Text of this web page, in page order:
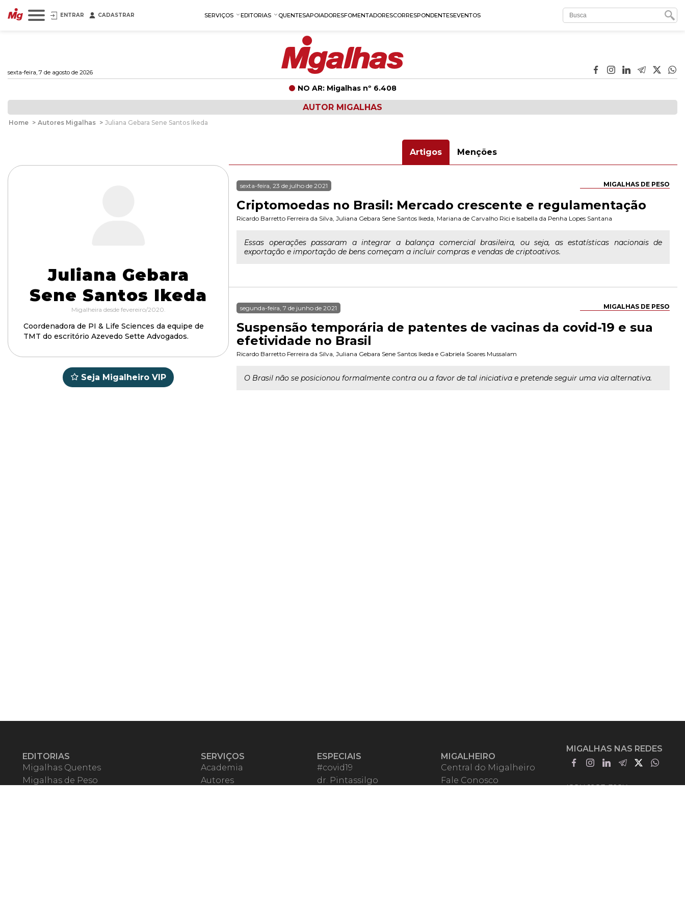
ENTRAR CADASTRAR SERVIÇOS EDITORIAS QUENTESAPOIADORESFOMENTADORESCORRESPONDENTESEVENTOS
sexta-feira, 7 de agosto de 2026
NO AR: Migalhas nº 6.408
AUTOR MIGALHAS
Home > Autores Migalhas > Juliana Gebara Sene Santos Ikeda
Juliana Gebara
Sene Santos Ikeda
Migalheira desde fevereiro/2020.
Coordenadora de PI & Life Sciences da equipe de
TMT do escritório Azevedo Sette Advogados.
Seja Migalheiro VIP
Artigos Menções
MIGALHAS DE PESO
sexta-feira, 23 de julho de 2021
Criptomoedas no Brasil: Mercado crescente e regulamentação
Ricardo Barretto Ferreira da Silva, Juliana Gebara Sene Santos Ikeda, Mariana de Carvalho Rici e Isabella da Penha Lopes Santana
Essas operações passaram a integrar a balança comercial brasileira, ou seja, as estatísticas nacionais de
exportação e importação de bens começam a incluir compras e vendas de criptoativos.
MIGALHAS DE PESO
segunda-feira, 7 de junho de 2021
Suspensão temporária de patentes de vacinas da covid-19 e sua
efetividade no Brasil
Ricardo Barretto Ferreira da Silva, Juliana Gebara Sene Santos Ikeda e Gabriela Soares Mussalam
O Brasil não se posicionou formalmente contra ou a favor de tal iniciativa e pretende seguir uma via alternativa.
EDITORIAS
Migalhas Quentes
Migalhas de Peso
SERVIÇOS
Academia
Autores
ESPECIAIS
#covid19
dr. Pintassilgo
MIGALHEIRO
Central do Migalheiro
Fale Conosco
MIGALHAS NAS REDES
ISSN 1983-392X